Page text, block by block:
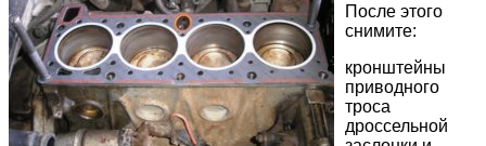
После этого
снимите:
кронштейны
приводного
троса
дроссельной